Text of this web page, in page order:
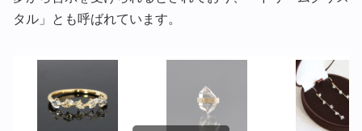
タル」とも呼ばれています。